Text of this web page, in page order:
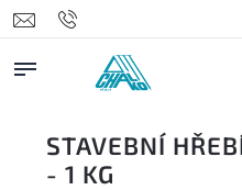
STAVEBNÍ
- 1 KG